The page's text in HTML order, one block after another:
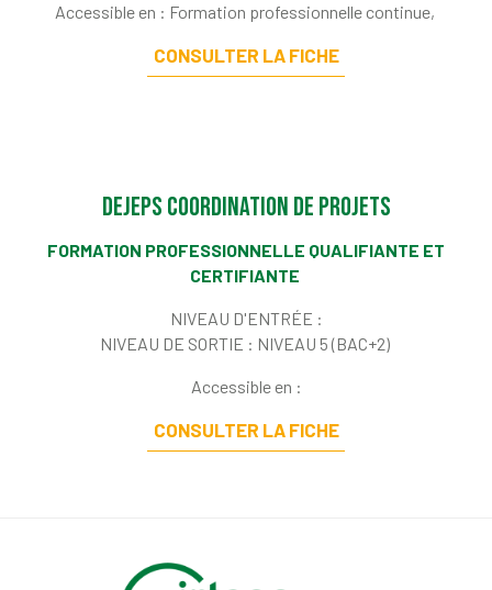
Accessible en : Formation professionnelle continue,
CONSULTER LA FICHE
DEJEPS coordination de projets
FORMATION PROFESSIONNELLE QUALIFIANTE ET
CERTIFIANTE
NIVEAU D'ENTRÉE :
NIVEAU DE SORTIE : NIVEAU 5 (BAC+2)
Accessible en :
CONSULTER LA FICHE